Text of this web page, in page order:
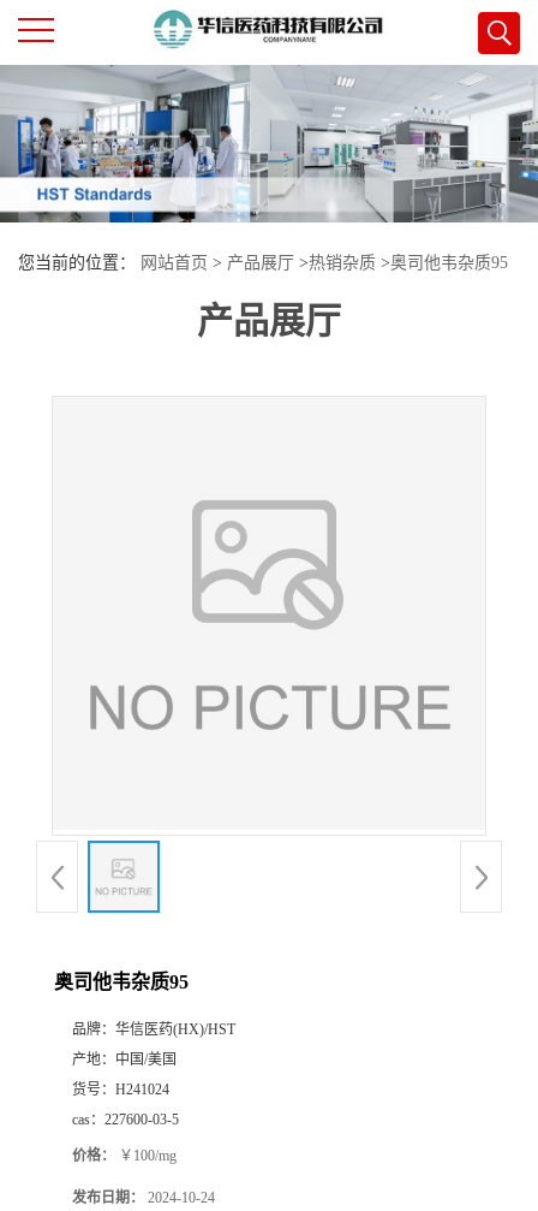
公
司
首
页
司
书
誉
您当前的位置： 网站首页 > 产品展厅 >热销杂质 >奥司他韦杂质95
产品展厅
奥司他韦杂质95
品牌： 华信医药(HX)/HST
产地： 中国/美国
货号： H241024
cas： 227600-03-5
价格： ￥100/mg
发布日期： 2024-10-24